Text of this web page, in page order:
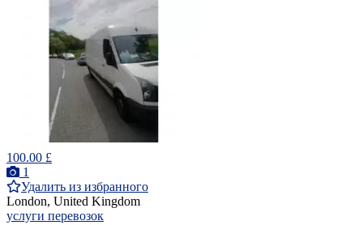
100.00 £
1
Удалить из избранного
London, United Kingdom
услуги перевозок